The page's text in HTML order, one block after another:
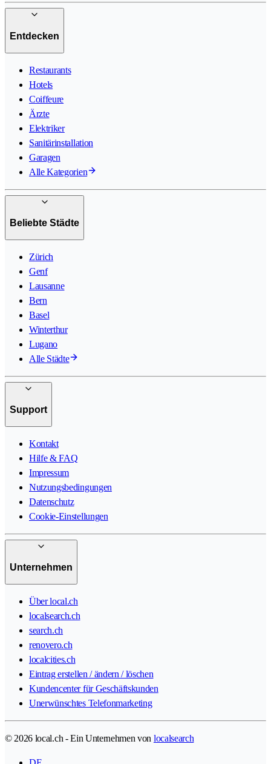
Entdecken
Restaurants
Hotels
Coiffeure
Ärzte
Elektriker
Sanitärinstallation
Garagen
Alle Kategorien
Beliebte Städte
Zürich
Genf
Lausanne
Bern
Basel
Winterthur
Lugano
Alle Städte
Support
Kontakt
Hilfe & FAQ
Impressum
Nutzungsbedingungen
Datenschutz
Cookie-Einstellungen
Unternehmen
Über local.ch
localsearch.ch
search.ch
renovero.ch
localcities.ch
Eintrag erstellen / ändern / löschen
Kundencenter für Geschäftskunden
Unerwünschtes Telefonmarketing
© 2026 local.ch - Ein Unternehmen von localsearch